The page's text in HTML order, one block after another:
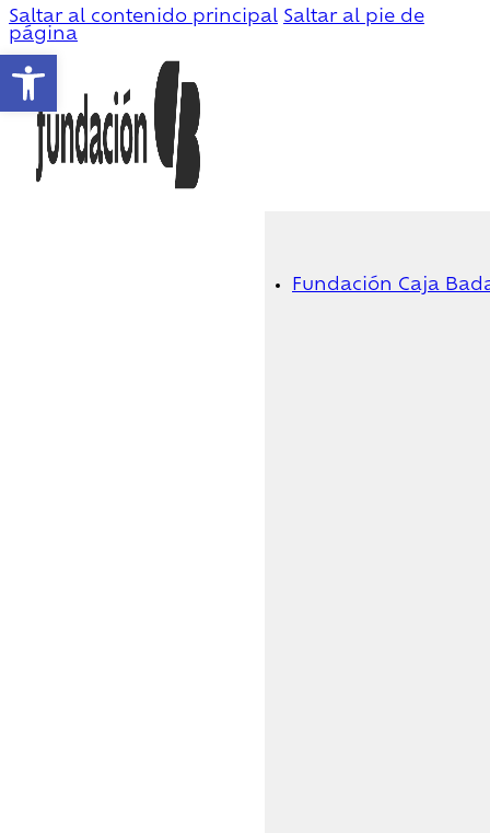
Abrir barra de herramientas
Saltar al contenido principal Saltar al pie de
página
Fundación Caja